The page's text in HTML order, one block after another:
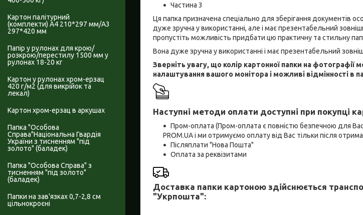
Частина 3
Ця папка призначена спеціально для зберігання документів
дуже зручна у використанні, але і має презентабельний
пропустіть можливість придбати цю практичну та стильну
Вона дуже зручна у використанні і має презентабельний
Зверніть увагу, що колір картонної папки на фотографії
налаштування вашого монітора і можливі відмінності в
Наступні методи оплати доступні при покупці
Пром-оплата (Пром-оплата є повністю безпечною для
PROM.UA і ми отримуємо оплату від Вас тільки після
Післяплати "Нова Пошта"
Оплата за реквізитами
Доставка папки картоною здійснюється
"Укрпошта":
Картон палітурний
(комплекти) А4 210*297 мм/А3
297*420 мм
Папір у рулонах для крою/
розкрою/перестилу 1500 мм у
рулонах 18-20 кг
Картон у рулонах хром-ерзац
420 г/м2 (для викрійок та
лекал)
Картон хром-ерзац в аркушах
Папка "Особова
Справа"Національна Гвардія
України з тисненням "під
золото" (баладек)
Папка "Особова Справа" з
тисненням "під золото"
(баладек)
Папки на зав'язках 0,7-2,8 см
цільнокроєні